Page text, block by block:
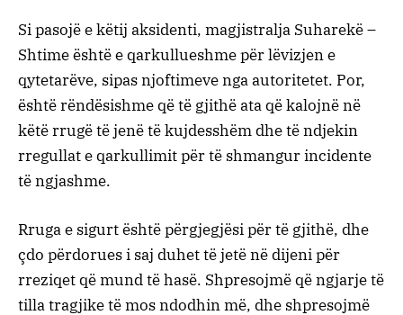
Si pasojë e këtij aksidenti, magjistralja Suharekë –
Shtime është e qarkullueshme për lëvizjen e
qytetarëve, sipas njoftimeve nga autoritetet. Por,
është rëndësishme që të gjithë ata që kalojnë në
këtë rrugë të jenë të kujdesshëm dhe të ndjekin
rregullat e qarkullimit për të shmangur incidente
të ngjashme.
Rruga e sigurt është përgjegjësi për të gjithë, dhe
çdo përdorues i saj duhet të jetë në dijeni për
rreziqet që mund të hasë. Shpresojmë që ngjarje të
tilla tragjike të mos ndodhin më, dhe shpresojmë